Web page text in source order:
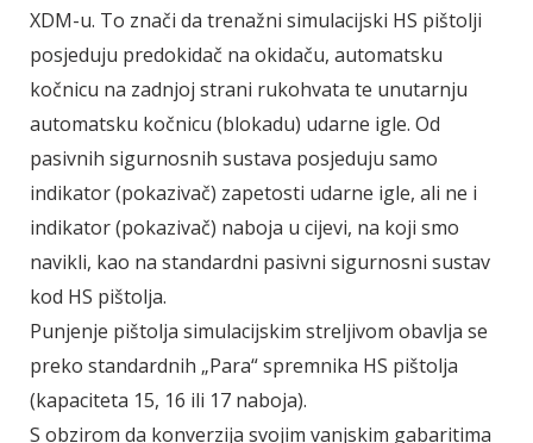
XDM-u. To znači da trenažni simulacijski HS pištolji
posjeduju predokidač na okidaču, automatsku
kočnicu na zadnjoj strani rukohvata te unutarnju
automatsku kočnicu (blokadu) udarne igle. Od
pasivnih sigurnosnih sustava posjeduju samo
indikator (pokazivač) zapetosti udarne igle, ali ne i
indikator (pokazivač) naboja u cijevi, na koji smo
navikli, kao na standardni pasivni sigurnosni sustav
kod HS pištolja.
Punjenje pištolja simulacijskim streljivom obavlja se
preko standardnih „Para“ spremnika HS pištolja
(kapaciteta 15, 16 ili 17 naboja).
S obzirom da konverzija svojim vanjskim gabaritima